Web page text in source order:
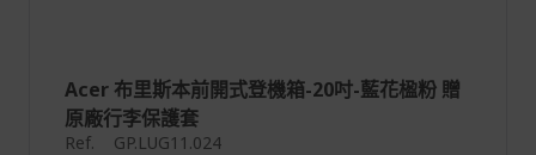
Acer 布里斯本前開式登機箱-20吋-藍花楹粉 贈
原廠行李保護套
Ref. GP.LUG11.024